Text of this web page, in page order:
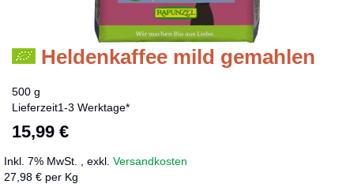
Heldenkaffee mild gemahlen
500 g
Lieferzeit1-3 Werktage*
15,99 €
Inkl. 7% MwSt. exkl. Versandkosten
27,98 € per Kg
Zum
Bildergalerie